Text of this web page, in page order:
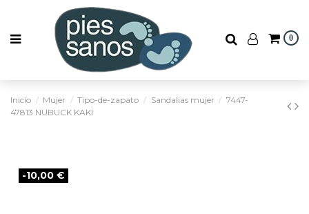
0
Inicio Mujer Tipo-de-zapato Sandalias mujer
7447-
47813 NUBUCK KAKI
-10,00 €